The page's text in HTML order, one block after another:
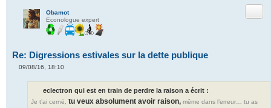
Obamot
Econologue expert
Re: Digressions estivales sur la dette publique
09/08/16, 18:10
eclectron qui est en train de perdre la raison a écrit :
Je t’ai cerné, tu veux absolument avoir raison, même dans l’erreur… tu as